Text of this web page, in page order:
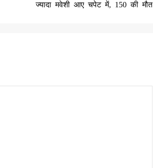
ज्यादा मवेशी आए चपेट में, 150 की मौत